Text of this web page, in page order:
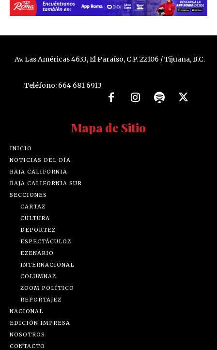
Av. Las Américas 4633, El Paraíso, C.P. 22106 / Tijuana, B.C.
Teléfono: 664 681 6913
Mapa de Sitio
INICIO
NOTICIAS DEL DÍA
BAJA CALIFORNIA
BAJA CALIFORNIA SUR
SECCIONES
CARTAZ
CULTURA
DEPORTEZ
ESPECTÁCULOZ
EZENARIO
INTERNACIONAL
COLUMNAZ
ZOOM POLÍTICO
REPORTAJEZ
NACIONAL
EDICIÓN IMPRESA
NOSOTROS
CONTACTO